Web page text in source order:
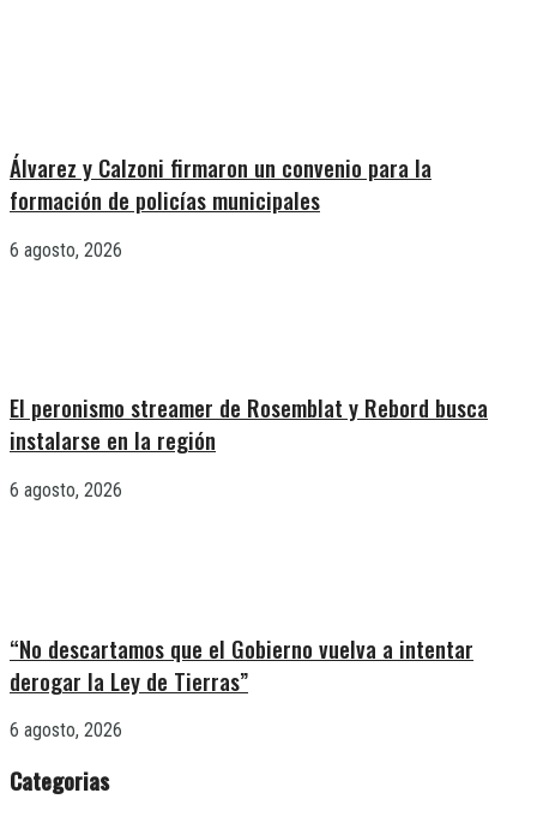
Álvarez y Calzoni firmaron un convenio para la
formación de policías municipales
6 agosto, 2026
El peronismo streamer de Rosemblat y Rebord busca
instalarse en la región
6 agosto, 2026
“No descartamos que el Gobierno vuelva a intentar
derogar la Ley de Tierras”
6 agosto, 2026
Categorias